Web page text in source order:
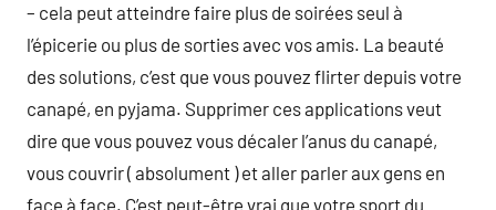
– cela peut atteindre faire plus de soirées seul à
l’épicerie ou plus de sorties avec vos amis. La beauté
des solutions, c’est que vous pouvez flirter depuis votre
canapé, en pyjama. Supprimer ces applications veut
dire que vous pouvez vous décaler l’anus du canapé,
vous couvrir ( absolument ) et aller parler aux gens en
face à face. C’est peut-être vrai que votre sport du